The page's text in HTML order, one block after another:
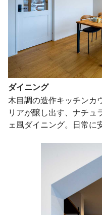
ダイニング
木目調の造作キッチンカ
リアが醸し出す、ナチュ
ェ風ダイニング。日常に